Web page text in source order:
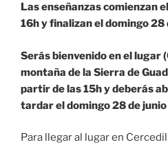
Las enseñanzas comienzan
16h y finalizan el domingo 28
Serás bienvenido en el lugar
montaña de la Sierra de
partir de las 15h y deberás
tardar el domingo 28 de
Para llegar al lugar en